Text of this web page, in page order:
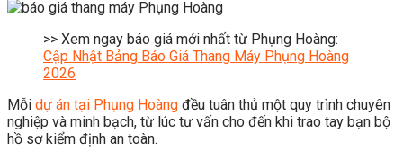
>> Xem ngay báo giá mới nhất từ Phụng Hoàng:
Cập Nhật Bảng Báo Giá Thang Máy Phụng Hoàng
2026
Mỗi dự án tại Phụng Hoàng đều tuân thủ một quy trình chuyên
nghiệp và minh bạch, từ lúc tư vấn cho đến khi trao tay bạn bộ
hồ sơ kiểm định an toàn.